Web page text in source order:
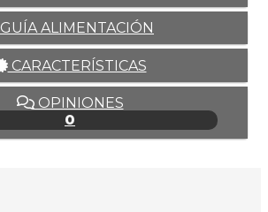
GUÍA ALIMENTACIÓN
CARACTERÍSTICAS
OPINIONES
0